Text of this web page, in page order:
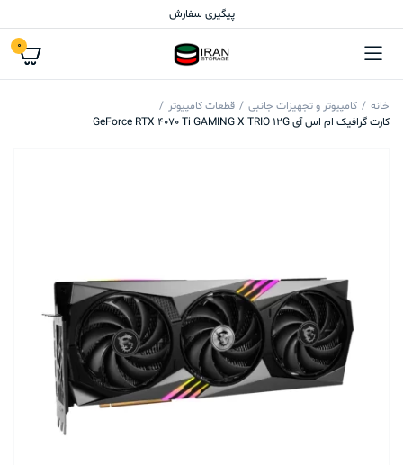
پیگیری سفارش
0
خانه کامپیوتر و تجهیزات جانبی
قطعات کامپیوتر
کارت گرافیک ام اس آی GeForce RTX 4070 Ti GAMING X TRIO 12G